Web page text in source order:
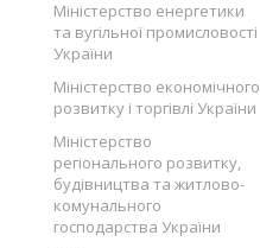
Міністерство енергетики
та вугільної промисловості
України
Міністерство економічного
розвитку і торгівлі України
Міністерство
регіонального розвитку,
будівництва та житлово-
комунального
господарства України